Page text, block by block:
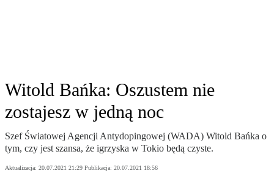
Witold Bańka: Oszustem nie
zostajesz w jedną noc
Szef Światowej Agencji Antydopingowej (WADA) Witold Bańka o
tym, czy jest szansa, że igrzyska w Tokio będą czyste.
Aktualizacja: 20.07.2021 21:29 Publikacja: 20.07.2021 18:56